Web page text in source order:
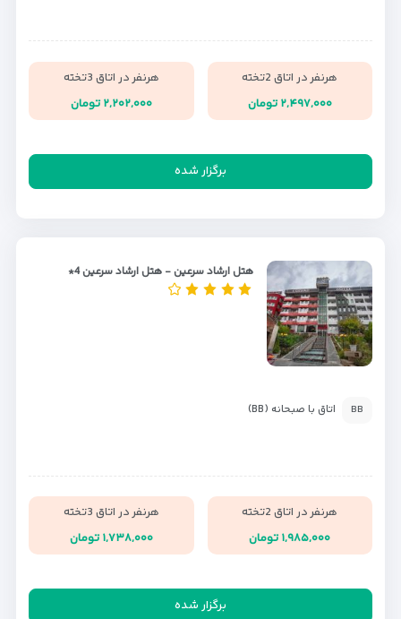
هرنفر در اتاق 2تخته
۲,۴۹۷,۰۰۰ تومان
هرنفر در اتاق 3تخته
۲,۲۰۲,۰۰۰ تومان
برگزار شده
هتل ارشاد سرعین - هتل ارشاد سرعین 4*
BB اتاق با صبحانه (BB)
هرنفر در اتاق 2تخته
۱,۹۸۵,۰۰۰ تومان
هرنفر در اتاق 3تخته
۱,۷۳۸,۰۰۰ تومان
برگزار شده